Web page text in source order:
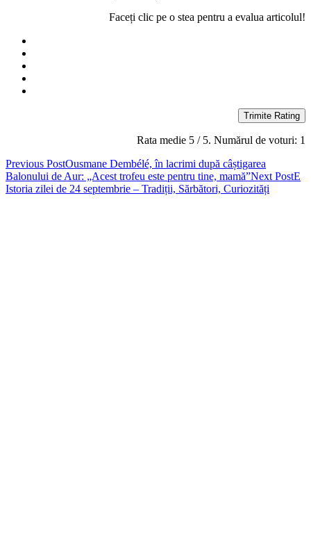
Faceți clic pe o stea pentru a evalua articolul!
Trimite Rating
Rata medie 5 / 5. Numărul de voturi: 1
Post
navigation
Previous PostOusmane Dembélé, în lacrimi după câștigarea
Balonului de Aur: „Acest trofeu este pentru tine, mamă”Next PostE
Istoria zilei de 24 septembrie – Tradiții, Sărbători, Curiozități